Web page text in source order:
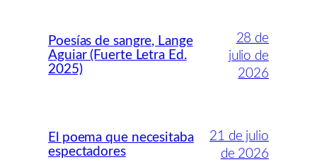
Poesías de sangre, Lange
Aguiar (Fuerte Letra Ed.
2025)
28 de
julio de
2026
El poema que necesitaba
espectadores
21 de julio
de 2026